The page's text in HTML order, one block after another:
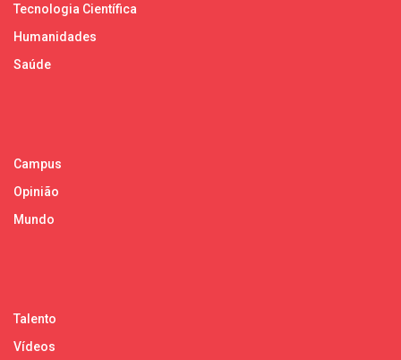
Tecnologia Científica
Humanidades
Saúde
Campus
Opinião
Mundo
Talento
Vídeos